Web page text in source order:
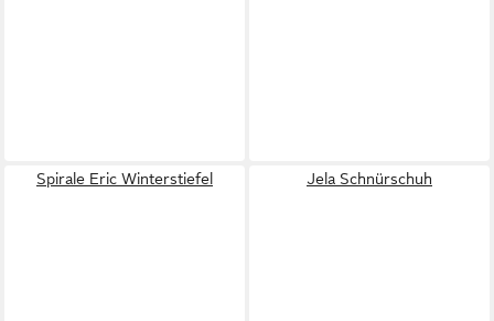
Spirale Eric Winterstiefel Jela Schnürschuh